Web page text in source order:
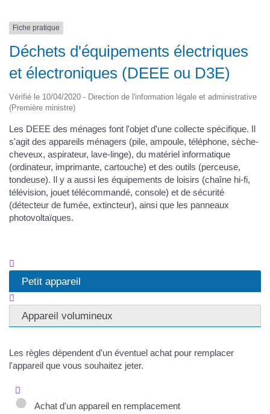
Fiche pratique
Déchets d'équipements électriques
et électroniques (DEEE ou D3E)
Vérifié le 10/04/2020 - Direction de l'information légale et administrative
(Première ministre)
Les DEEE des ménages font l'objet d'une collecte spécifique. Il
s'agit des appareils ménagers (pile, ampoule, téléphone, sèche-
cheveux, aspirateur, lave-linge), du matériel informatique
(ordinateur, imprimante, cartouche) et des outils (perceuse,
tondeuse). Il y a aussi les équipements de loisirs (chaîne hi-fi,
télévision, jouet télécommandé, console) et de sécurité
(détecteur de fumée, extincteur), ainsi que les panneaux
photovoltaïques.
Petit appareil
Appareil volumineux
Les règles dépendent d'un éventuel achat pour remplacer
l'appareil que vous souhaitez jeter.
Achat d'un appareil en remplacement